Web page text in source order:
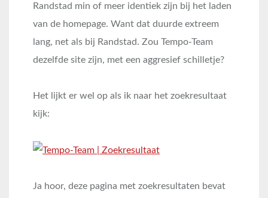
Randstad min of meer identiek zijn bij het laden
van de homepage. Want dat duurde extreem
lang, net als bij Randstad. Zou Tempo-Team
dezelfde site zijn, met een aggresief schilletje?
Het lijkt er wel op als ik naar het zoekresultaat
kijk:
Ja hoor, deze pagina met zoekresultaten bevat